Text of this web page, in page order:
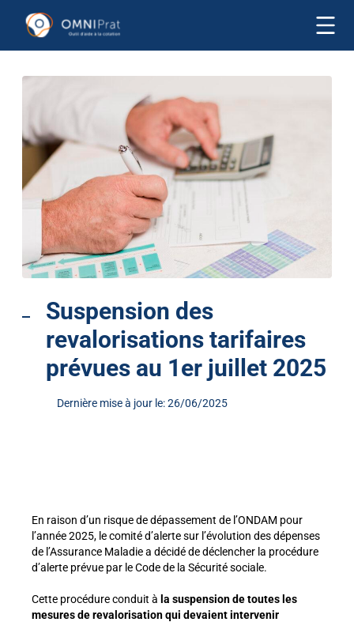
Suspension des
revalorisations tarifaires
prévues au 1er juillet 2025
Dernière mise à jour le: 26/06/2025
En raison d’un risque de dépassement de l’ONDAM pour
l’année 2025, le comité d’alerte sur l’évolution des dépenses
de l’Assurance Maladie a décidé de déclencher la procédure
d’alerte prévue par le Code de la Sécurité sociale.
Cette procédure conduit à la suspension de toutes les
mesures de revalorisation qui devaient intervenir